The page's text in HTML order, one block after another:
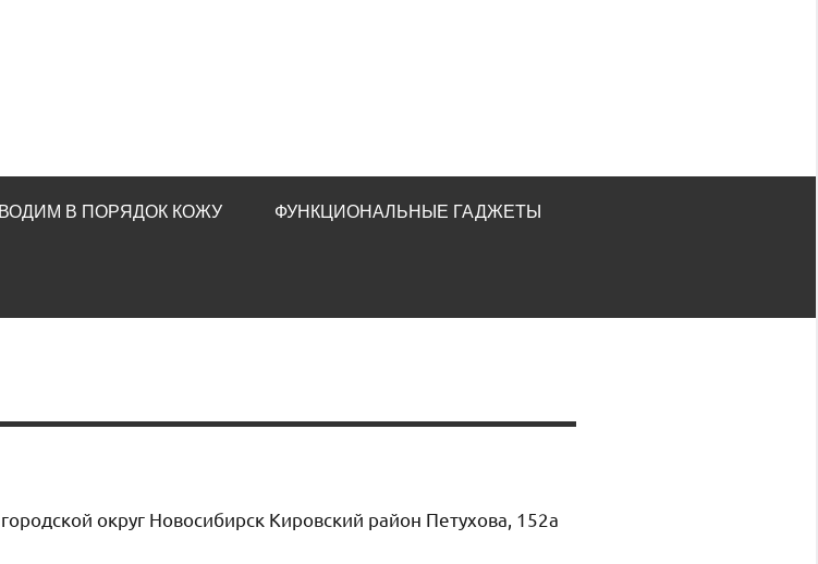
В ПОРЯДОК КОЖУ ФУНКЦИОНАЛЬНЫЕ ГАДЖЕТЫ
округ Новосибирск Кировский район Петухова, 152а